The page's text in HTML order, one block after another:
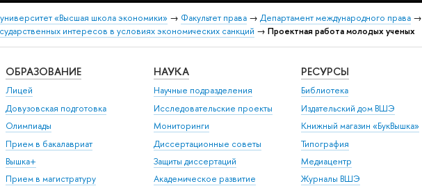
«Высшая школа экономики» → Факультет права → Департамент международного права →
интересов в условиях экономических санкций → Проектная работа молодых ученых
ОБРАЗОВАНИЕ
Лицей
Довузовская подготовка
Олимпиады
Прием в бакалавриат
Вышка+
Прием в магистратуру
НАУКА
Научные подразделения
Исследовательские проекты
Мониторинги
Диссертационные советы
Защиты диссертаций
Академическое развитие
РЕСУРСЫ
Библиотека
Издательский дом ВШЭ
Книжный магазин «БукВышка»
Типография
Медиацентр
Журналы ВШЭ